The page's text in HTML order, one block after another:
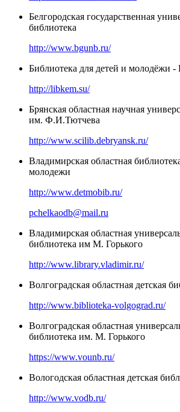
Белгородская государственная
библиотека
http://www.bgunb.ru/
Библиотека для детей и молодёжи -
http://libkem.su/
Брянская областная научная
им. Ф.И.Тютчева
http://www.scilib.debryansk.ru/
Владимирская областная
молодежи
http://www.detmobib.ru/
pchelkaodb@mail.ru
Владимирская областная
библиотека им М. Горького
http://www.library.vladimir.ru/
Волгоградская областная детская
http://www.biblioteka-volgograd.ru/
Волгоградская областная
библиотека им. М. Горького
https://www.vounb.ru/
Вологодская областная детская
http://www.vodb.ru/